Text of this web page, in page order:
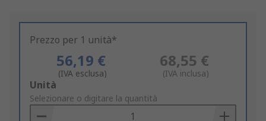
Prezzo per 1 unità*
56,19 €
(IVA esclusa)
68,55 €
(IVA inclusa)
Add
to
Basket
Unità
Selezionare o digitare la quantità